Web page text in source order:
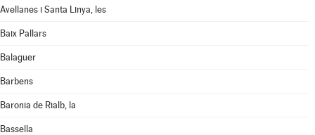
Avellanes i Santa Linya, les
Baix Pallars
Balaguer
Barbens
Baronia de Rialb, la
Bassella